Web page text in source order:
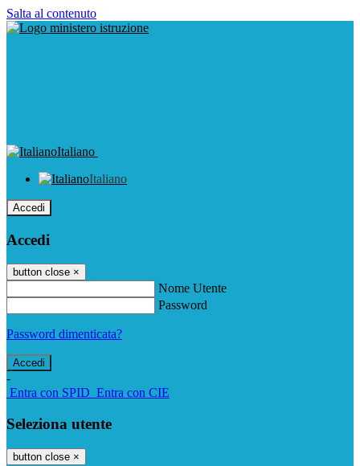
Salta al contenuto
Italiano
Italiano
Accedi
Accedi
button close ×
Nome Utente
Password
Password dimenticata?
-
Entra con SPID Entra con CIE
Seleziona utente
button close ×